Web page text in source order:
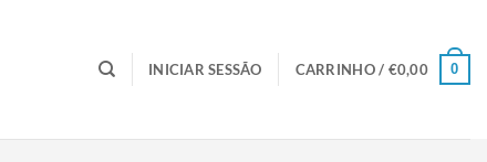
INICIAR SESSÃO CARRINHO / €0,00 0